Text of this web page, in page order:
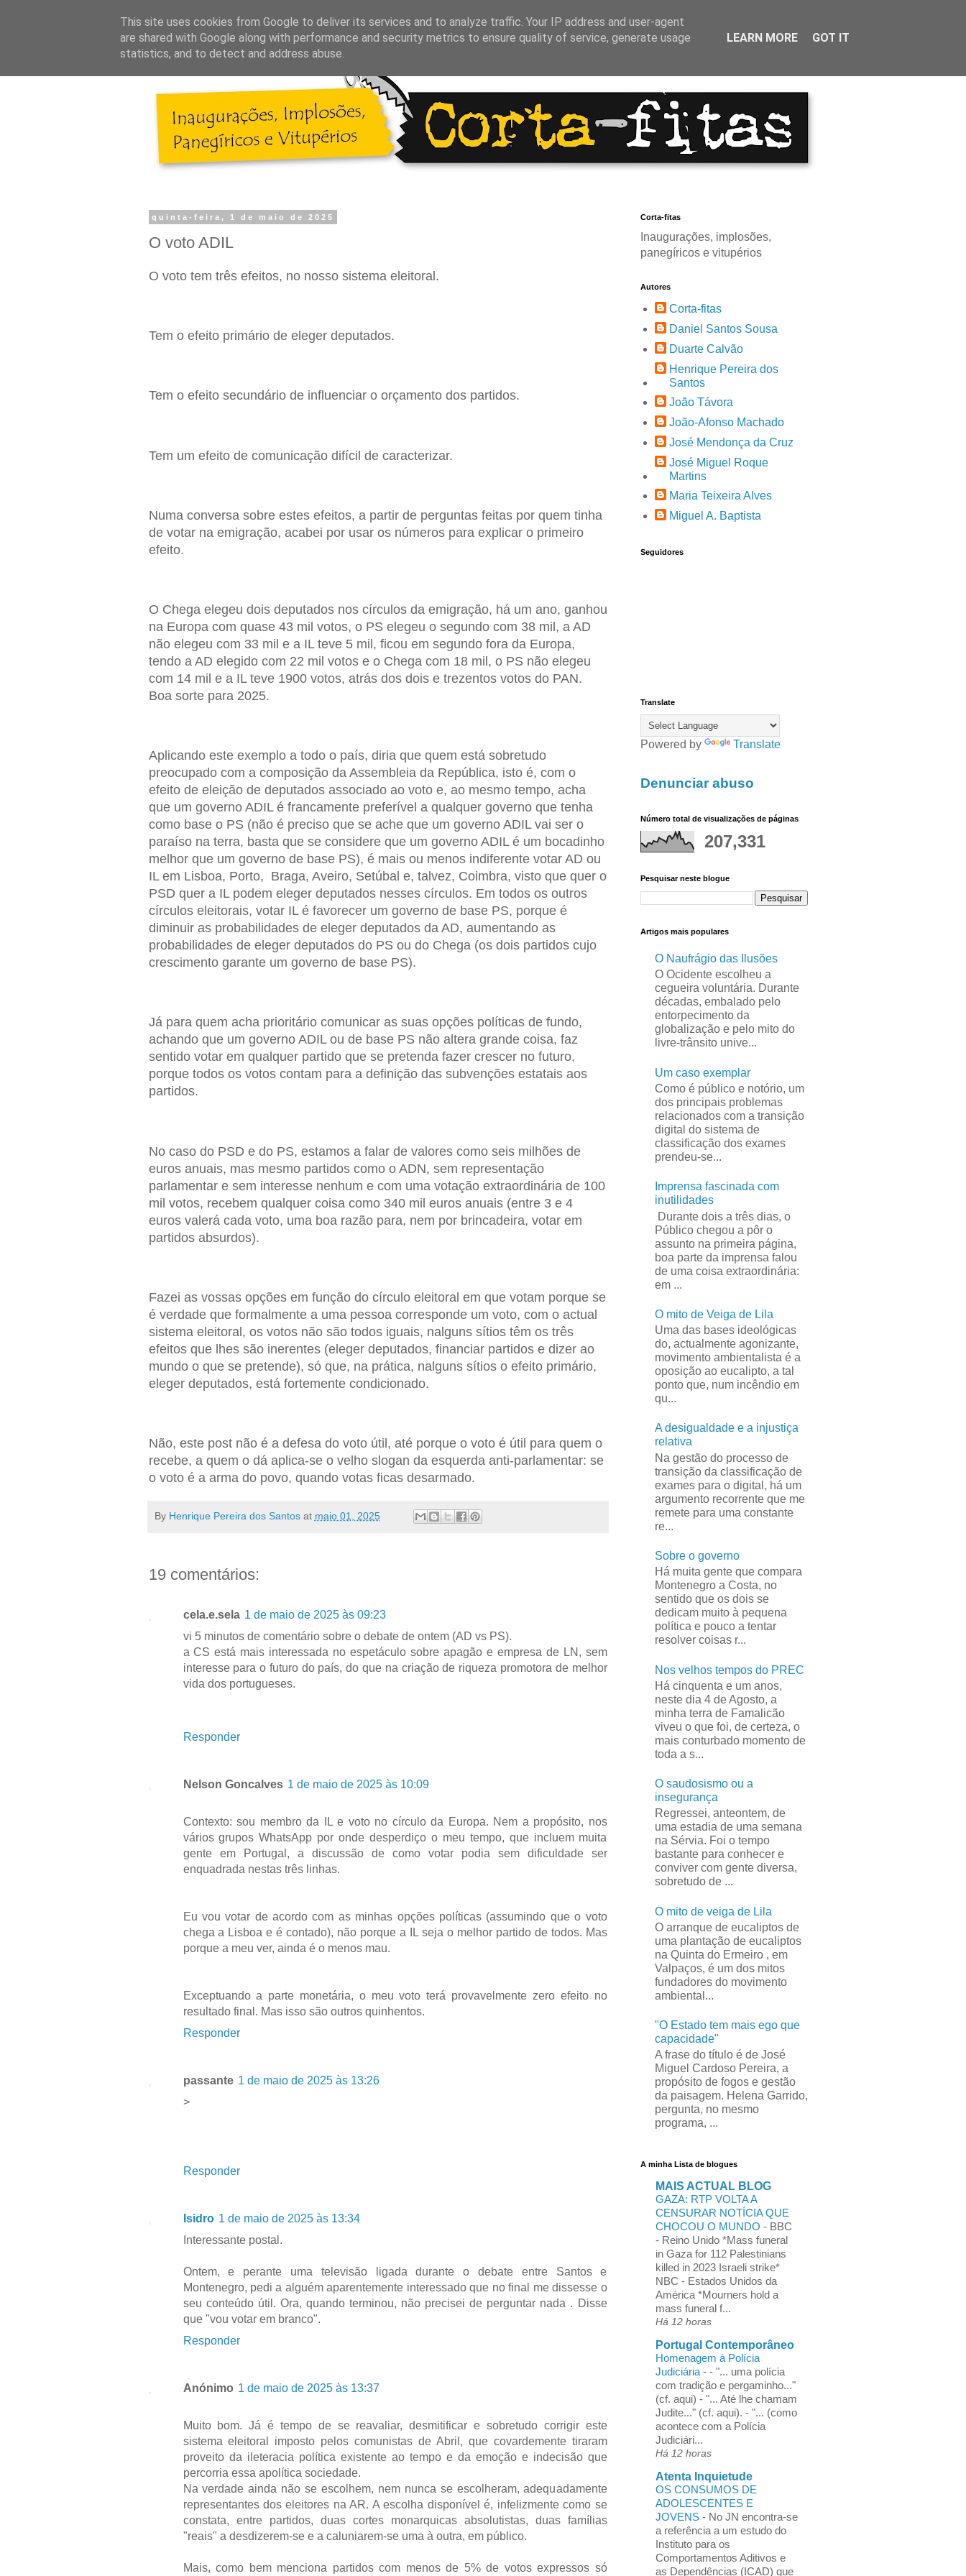
quinta-feira, 1 de maio de 2025
O voto ADIL
O voto tem três efeitos, no nosso sistema eleitoral.
Tem o efeito primário de eleger deputados.
Tem o efeito secundário de influenciar o orçamento dos partidos.
Tem um efeito de comunicação difícil de caracterizar.
Numa conversa sobre estes efeitos, a partir de perguntas feitas por quem tinha
de votar na emigração, acabei por usar os números para explicar o primeiro
efeito.
O Chega elegeu dois deputados nos círculos da emigração, há um ano, ganhou
na Europa com quase 43 mil votos, o PS elegeu o segundo com 38 mil, a AD
não elegeu com 33 mil e a IL teve 5 mil, ficou em segundo fora da Europa,
tendo a AD elegido com 22 mil votos e o Chega com 18 mil, o PS não elegeu
com 14 mil e a IL teve 1900 votos, atrás dos dois e trezentos votos do PAN.
Boa sorte para 2025.
Aplicando este exemplo a todo o país, diria que quem está sobretudo
preocupado com a composição da Assembleia da República, isto é, com o
efeito de eleição de deputados associado ao voto e, ao mesmo tempo, acha
que um governo ADIL é francamente preferível a qualquer governo que tenha
como base o PS (não é preciso que se ache que um governo ADIL vai ser o
paraíso na terra, basta que se considere que um governo ADIL é um bocadinho
melhor que um governo de base PS), é mais ou menos indiferente votar AD ou
IL em Lisboa, Porto, Braga, Aveiro, Setúbal e, talvez, Coimbra, visto que quer o
PSD quer a IL podem eleger deputados nesses círculos. Em todos os outros
círculos eleitorais, votar IL é favorecer um governo de base PS, porque é
diminuir as probabilidades de eleger deputados da AD, aumentando as
probabilidades de eleger deputados do PS ou do Chega (os dois partidos cujo
crescimento garante um governo de base PS).
Já para quem acha prioritário comunicar as suas opções políticas de fundo,
achando que um governo ADIL ou de base PS não altera grande coisa, faz
sentido votar em qualquer partido que se pretenda fazer crescer no futuro,
porque todos os votos contam para a definição das subvenções estatais aos
partidos.
No caso do PSD e do PS, estamos a falar de valores como seis milhões de
euros anuais, mas mesmo partidos como o ADN, sem representação
parlamentar e sem interesse nenhum e com uma votação extraordinária de 100
mil votos, recebem qualquer coisa como 340 mil euros anuais (entre 3 e 4
euros valerá cada voto, uma boa razão para, nem por brincadeira, votar em
partidos absurdos).
Fazei as vossas opções em função do círculo eleitoral em que votam porque se
é verdade que formalmente a uma pessoa corresponde um voto, com o actual
sistema eleitoral, os votos não são todos iguais, nalguns sítios têm os três
efeitos que lhes são inerentes (eleger deputados, financiar partidos e dizer ao
mundo o que se pretende), só que, na prática, nalguns sítios o efeito primário,
eleger deputados, está fortemente condicionado.
Não, este post não é a defesa do voto útil, até porque o voto é útil para quem o
recebe, a quem o dá aplica-se o velho slogan da esquerda anti-parlamentar: se
o voto é a arma do povo, quando votas ficas desarmado.
By Henrique Pereira dos Santos at maio 01, 2025
19 comentários:
cela.e.sela 1 de maio de 2025 às 09:23
vi 5 minutos de comentário sobre o debate de ontem (AD vs PS).
a CS está mais interessada no espetáculo sobre apagão e empresa de LN, sem
interesse para o futuro do país, do que na criação de riqueza promotora de melhor
vida dos portugueses.
Responder
Nelson Goncalves 1 de maio de 2025 às 10:09
Contexto: sou membro da IL e voto no círculo da Europa. Nem a propósito, nos
vários grupos WhatsApp por onde desperdiço o meu tempo, que incluem muita
gente em Portugal, a discussão de como votar podia sem dificuldade ser
enquadrada nestas três linhas.
Eu vou votar de acordo com as minhas opções políticas (assumindo que o voto
chega a Lisboa e é contado), não porque a IL seja o melhor partido de todos. Mas
porque a meu ver, ainda é o menos mau.
Exceptuando a parte monetária, o meu voto terá provavelmente zero efeito no
resultado final. Mas isso são outros quinhentos.
Responder
passante 1 de maio de 2025 às 13:26
>
Responder
Isidro 1 de maio de 2025 às 13:34
Interessante postal.
Ontem, e perante uma televisão ligada durante o debate entre Santos e
Montenegro, pedi a alguém aparentemente interessado que no final me dissesse o
seu conteúdo útil. Ora, quando terminou, não precisei de perguntar nada . Disse
que "vou votar em branco".
Responder
Anónimo 1 de maio de 2025 às 13:37
Muito bom. Já é tempo de se reavaliar, desmitificar e sobretudo corrigir este
sistema eleitoral imposto pelos comunistas de Abril, que covardemente tiraram
proveito da ileteracia política existente ao tempo e da emoção e indecisão que
percorria essa apolítica sociedade.
Na verdade ainda não se escolhem, nem nunca se escolheram, adequadamente
representantes dos eleitores na AR. A escolha disponível é, infelizmente como se
constata, entre partidos, duas cortes monarquicas absolutistas, duas famílias
"reais" a desdizerem-se e a caluniarem-se uma à outra, em público.
Mais, como bem menciona partidos com menos de 5% de votos expressos só
Corta-fitas
Inaugurações, implosões,
panegíricos e vitupérios
Autores
Corta-fitas
Daniel Santos Sousa
Duarte Calvão
Henrique Pereira dos
Santos
João Távora
João-Afonso Machado
José Mendonça da Cruz
José Miguel Roque
Martins
Maria Teixeira Alves
Miguel A. Baptista
Seguidores
Translate
Powered by Translate
Denunciar abuso
Número total de visualizações de páginas
207,331
Pesquisar neste blogue
Artigos mais populares
O Naufrágio das Ilusões
O Ocidente escolheu a
cegueira voluntária. Durante
décadas, embalado pelo
entorpecimento da
globalização e pelo mito do
livre-trânsito unive...
Um caso exemplar
Como é público e notório, um
dos principais problemas
relacionados com a transição
digital do sistema de
classificação dos exames
prendeu-se...
Imprensa fascinada com
inutilidades
Durante dois a três dias, o
Público chegou a pôr o
assunto na primeira página,
boa parte da imprensa falou
de uma coisa extraordinária:
em ...
O mito de Veiga de Lila
Uma das bases ideológicas
do, actualmente agonizante,
movimento ambientalista é a
oposição ao eucalipto, a tal
ponto que, num incêndio em
qu...
A desigualdade e a injustiça
relativa
Na gestão do processo de
transição da classificação de
exames para o digital, há um
argumento recorrente que me
remete para uma constante
re...
Sobre o governo
Há muita gente que compara
Montenegro a Costa, no
sentido que os dois se
dedicam muito à pequena
política e pouco a tentar
resolver coisas r...
Nos velhos tempos do PREC
Há cinquenta e um anos,
neste dia 4 de Agosto, a
minha terra de Famalicão
viveu o que foi, de certeza, o
mais conturbado momento de
toda a s...
O saudosismo ou a
insegurança
Regressei, anteontem, de
uma estadia de uma semana
na Sérvia. Foi o tempo
bastante para conhecer e
conviver com gente diversa,
sobretudo de ...
O mito de veiga de Lila
O arranque de eucaliptos de
uma plantação de eucaliptos
na Quinta do Ermeiro , em
Valpaços, é um dos mitos
fundadores do movimento
ambiental...
"O Estado tem mais ego que
capacidade"
A frase do título é de José
Miguel Cardoso Pereira, a
propósito de fogos e gestão
da paisagem. Helena Garrido,
pergunta, no mesmo
programa, ...
A minha Lista de blogues
MAIS ACTUAL BLOG
GAZA: RTP VOLTA A
CENSURAR NOTÍCIA QUE
CHOCOU O MUNDO - BBC
- Reino Unido *Mass funeral
in Gaza for 112 Palestinians
killed in 2023 Israeli strike*
NBC - Estados Unidos da
América *Mourners hold a
mass funeral f...
Há 12 horas
Portugal Contemporâneo
Homenagem à Polícia
Judiciária - - "... uma polícia
com tradição e pergaminho..."
(cf. aqui) - "... Até lhe chamam
Judite..." (cf. aqui). - "... (como
acontece com a Polícia
Judiciári...
Há 12 horas
Atenta Inquietude
OS CONSUMOS DE
ADOLESCENTES E
JOVENS - No JN encontra-se
a referência a um estudo do
Instituto para os
Comportamentos Aditivos e
as Dependências (ICAD) que
This site uses cookies from Google to deliver its services and to analyze traffic. Your IP address and user-agent
are shared with Google along with performance and security metrics to ensure quality of service, generate usage
statistics, and to detect and address abuse.
LEARN MORE GOT IT